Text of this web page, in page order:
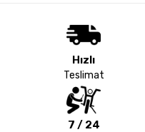
Hızlı
Teslimat
7 / 24